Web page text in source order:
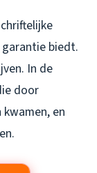
biedt.
In de
door
en